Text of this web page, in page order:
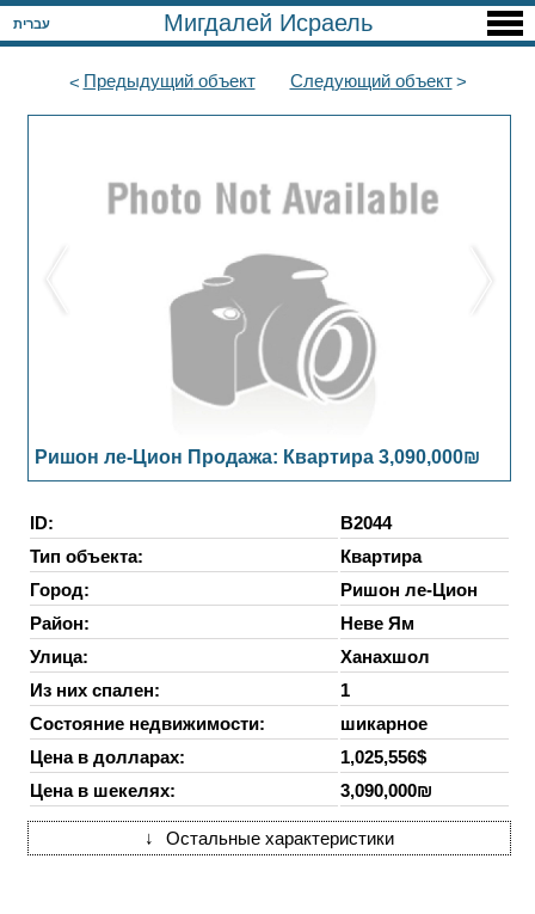
עברית Мигдалей Исраель
Предыдущийобъект Следующийобъект
Ришон ле-Цион Продажа: Квартира 3,090,000₪
ID:
B2044
Тип объекта:
Квартира
Город:
Ришон ле-Цион
Район:
Неве Ям
Улица:
Ханахшол
Из них спален:
1
Состояние недвижимости:
шикарное
Цена в долларах:
1,025,556$
Цена в шекелях:
3,090,000₪
↓ Остальные характеристики